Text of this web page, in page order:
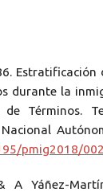
durante la
de Términos.
pmig2018/
A Yáñez-